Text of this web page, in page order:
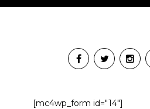
[mc4wp_form id="14"]